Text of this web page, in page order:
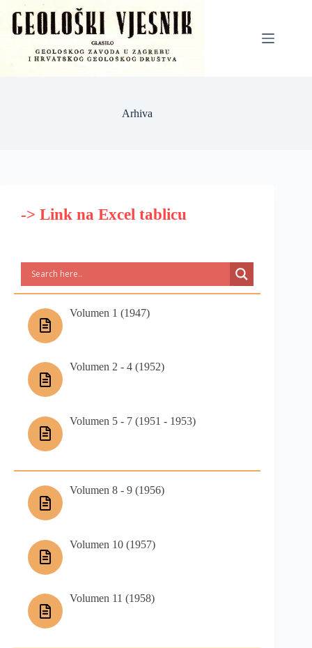
Arhiva
-> Link na Excel tablicu
Volumen 1 (1947)
Volumen 2 - 4 (1952)
Volumen 5 - 7 (1951 - 1953)
Volumen 8 - 9 (1956)
Volumen 10 (1957)
Volumen 11 (1958)